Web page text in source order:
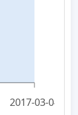
2017-03-04